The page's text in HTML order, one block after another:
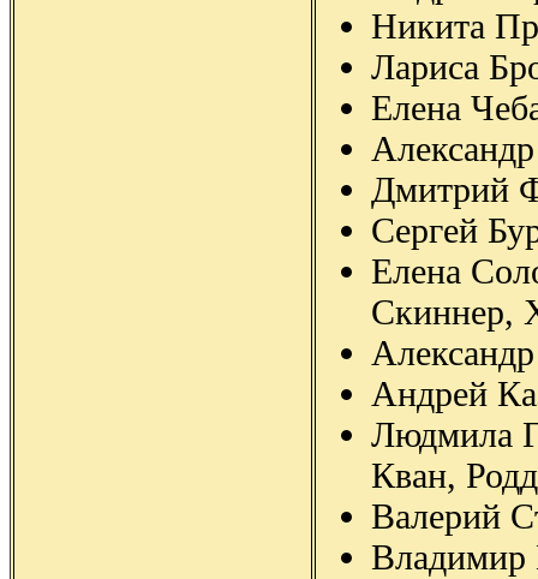
Никита
Лариса
Елена
Дмитрий
Сергей
Елена
Скиннер,
Андрей
Людмила
Кван,
Валерий